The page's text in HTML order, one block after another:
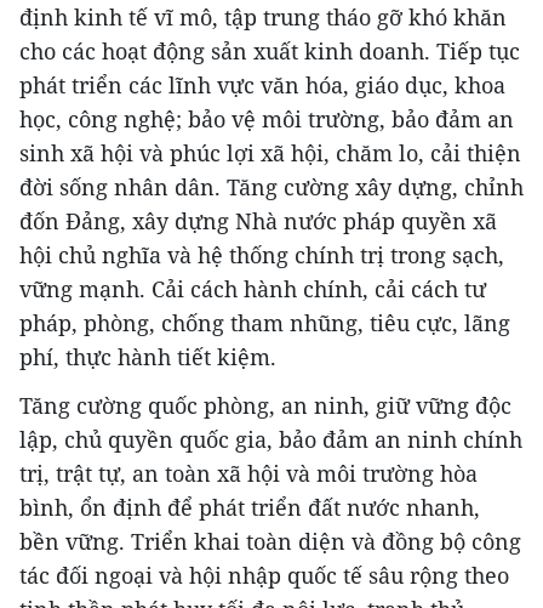
định kinh tế vĩ mô, tập trung tháo gỡ khó khăn
cho các hoạt động sản xuất kinh doanh. Tiếp tục
phát triển các lĩnh vực văn hóa, giáo dục, khoa
học, công nghệ; bảo vệ môi trường, bảo đảm an
sinh xã hội và phúc lợi xã hội, chăm lo, cải thiện
đời sống nhân dân. Tăng cường xây dựng, chỉnh
đốn Đảng, xây dựng Nhà nước pháp quyền xã
hội chủ nghĩa và hệ thống chính trị trong sạch,
vững mạnh. Cải cách hành chính, cải cách tư
pháp, phòng, chống tham nhũng, tiêu cực, lãng
phí, thực hành tiết kiệm.
Tăng cường quốc phòng, an ninh, giữ vững độc
lập, chủ quyền quốc gia, bảo đảm an ninh chính
trị, trật tự, an toàn xã hội và môi trường hòa
bình, ổn định để phát triển đất nước nhanh,
bền vững. Triển khai toàn diện và đồng bộ công
tác đối ngoại và hội nhập quốc tế sâu rộng theo